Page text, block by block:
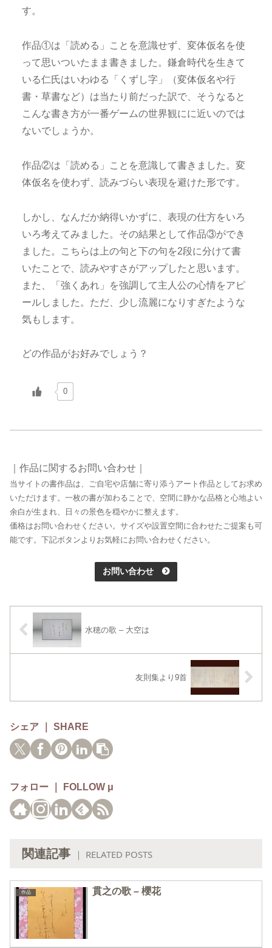
す。
作品①は「読める」ことを意識せず、変体仮名を使
って思いついたまま書きました。鎌倉時代を生きて
いる仁氏はいわゆる「くずし字」（変体仮名や行
書・草書など）は当たり前だった訳で、そうなると
こんな書き方が一番ゲームの世界観にに近いのでは
ないでしょうか。
作品②は「読める」ことを意識して書きました。変
体仮名を使わず、読みづらい表現を避けた形です。
しかし、なんだか納得いかずに、表現の仕方をいろ
いろ考えてみました。その結果として作品③ができ
ました。こちらは上の句と下の句を2段に分けて書
いたことで、読みやすさがアップしたと思います。
また、「強くあれ」を強調して主人公の心情をアピ
ールしました。ただ、少し流麗になりすぎたような
気もします。
どの作品がお好みでしょう？
0
｜作品に関するお問い合わせ｜
当サイトの書作品は、ご自宅や店舗に寄り添うアート作品としてお求め
いただけます。一枚の書が加わることで、空間に静かな品格と心地よい
余白が生まれ、日々の景色を穏やかに整えます。
価格はお問い合わせください。サイズや設置空間に合わせたご提案も可
能です。下記ボタンよりお気軽にお問い合わせください。
お問い合わせ
水穂の歌 – 大空は
友則集より9首
シェア ｜ SHARE
フォロー ｜ FOLLOW μ
関連記事 ｜ RELATED POSTS
作品 貫之の歌 – 櫻花